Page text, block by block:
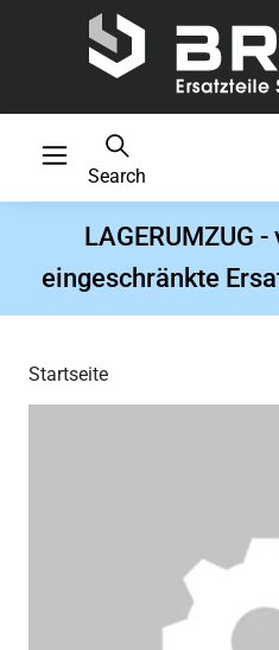
Search
LAGERUMZUG
eingeschränkte
Startseite